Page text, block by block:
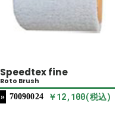
Speedtex fine
Roto Brush
70090024
￥12,100(税込)